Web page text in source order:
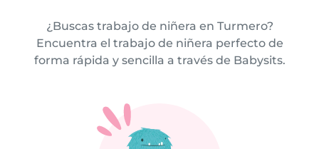
¿Buscas trabajo de niñera en Turmero?
Encuentra el trabajo de niñera perfecto de
forma rápida y sencilla a través de Babysits.